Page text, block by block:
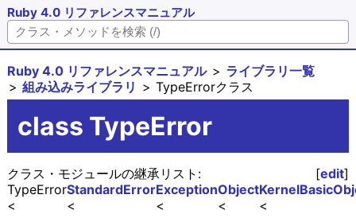
Ruby 4.0 リファレンスマニュアル
Ruby 4.0 リファレンスマニュアル
ライブラリ一覧
組み込みライブラリ
TypeErrorクラス
class TypeError
[edit]
クラス・モジュールの継承リスト:
Kernel
Object
Exception
StandardError
TypeError